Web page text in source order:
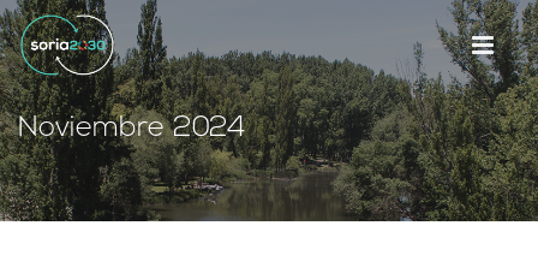
Noviembre 2024